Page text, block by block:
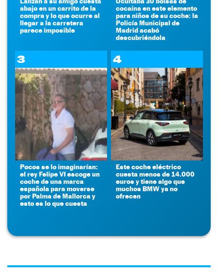
abajo en un carrito de la
compra y lo que ocurre al
llegar a la carretera
parece imposible
cocaína en este elemento
para niños de su coche: la
Policía Municipal de
Madrid acabó
descubriéndola
3
Pocos se lo imaginarían:
el rey Felipe VI escoge un
coche de una marca
española para moverse
por Palma de Mallorca y
esto es lo que cuesta
4
Este coche eléctrico
cuesta menos de 14.000
euros y tiene algo que
muchos BMW ya no
ofrecen